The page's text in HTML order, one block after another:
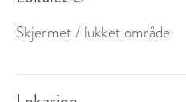
Skjermet / lukket område